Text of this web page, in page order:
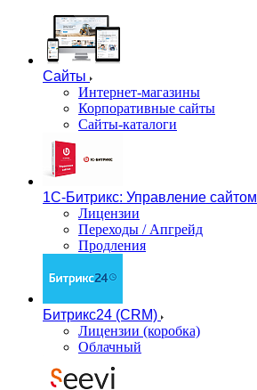
Сайты
Интернет-магазины
Корпоративные сайты
Сайты-каталоги
1С-Битрикс: Управление сайтом
Лицензии
Переходы / Апгрейд
Продления
Битрикс24 (CRM)
Лицензии (коробка)
Облачный